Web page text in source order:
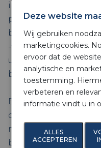
in de zaal:
praktijkvoorbeelden
brachten. De award
-vanwege zijn
uitgereikt aan Eelco
betontechnoloog.
Een interessante
dat digitale
meer is, maar een
betonsector.
Deze website
Wij gebruiken
marketingcookies.
ervoor dat de
analytische en
toestemming.
verbeteren en
informatie vindt u in
ALLES
ACCEPTEREN